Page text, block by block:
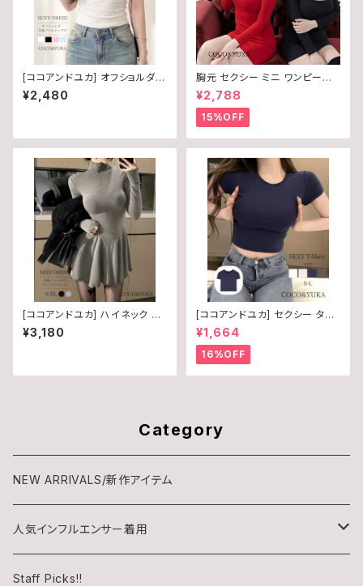
[ココアンドユカ] オフショルダー
トップス レディース 半袖 フリル
タイト カットソー 肩出し セクシ
¥2,480
胸元 セクシー ミニ ワンピース
タイト 胸 あき 開き ニット 長袖
ボディコン / COCO&YUKA /
赤 / 黒 / 灰 / 薄茶 / 桃 / 茶 / レ
ッド / ブラック / グレー / ベージ
ュ / ピンク / ブラウン / 選べる
6Color / S / Ｍ / L / B0CL9X
23G6
¥2,788
15%OFF
[ココアンドユカ] ハイネック タ
イト フレア ミニ ワンピース 長
袖 セクシー かわいい ニット ミ
¥3,180
[ココアンドユカ] セクシー タイ
ト ちびT Tシャツ トップス クロ
ップド丈 半袖 無地 ピタT カット
ソー 着やせ へそ出し かわいい
レディース カジュアル ショート
丈 B0F7X1NFDQ
¥1,664
16%OFF
Category
NEW ARRIVALS/新作アイテム
人気インフルエンサー着用
チロル(chiroru)さん
Staff Picks!!